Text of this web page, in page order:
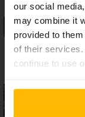
our social
may combine it
provided to
of their
continue to use